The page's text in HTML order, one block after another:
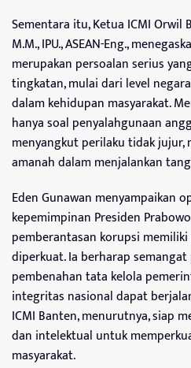
Sementara itu, Ketua ICMI Orwil
M.M., IPU., ASEAN-Eng.,
merupakan persoalan serius
tingkatan, mulai dari level
dalam kehidupan masyarakat.
hanya soal penyalahgunaan
menyangkut perilaku tidak
amanah dalam menjalankan
Eden Gunawan menyampaikan
kepemimpinan Presiden
pemberantasan korupsi
diperkuat. Ia berharap
pembenahan tata kelola
integritas nasional dapat
ICMI Banten, menurutnya, siap
dan intelektual untuk
masyarakat.